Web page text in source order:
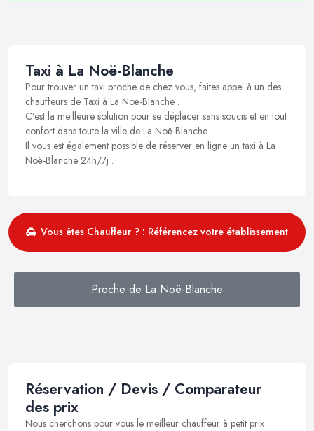
Taxi à La Noë-Blanche
Pour trouver un taxi proche de chez vous, faites appel à un des
chauffeurs de Taxi à La Noë-Blanche .
C’est la meilleure solution pour se déplacer sans soucis et en tout
confort dans toute la ville de La Noë-Blanche.
Il vous est également possible de réserver en ligne un taxi à La
Noë-Blanche 24h/7j .
Vous êtes Chauffeur ? : Référencez votre établissement
Proche de La Noë-Blanche
Réservation / Devis / Comparateur
des prix
Nous cherchons pour vous le meilleur chauffeur à petit prix